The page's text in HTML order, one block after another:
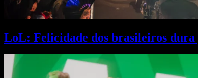
LoL: Felicidade dos brasileiros